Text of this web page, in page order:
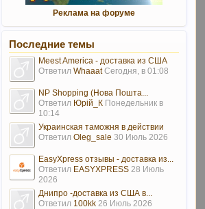
Реклама на форуме
Последние темы
Meest America - доставка из США
Ответил Whaaat Сегодня, в 01:08
NP Shopping (Нова Пошта...
Ответил Юрій_К Понедельник в
10:14
Украинская таможня в действии
Ответил Oleg_sale 30 Июль 2026
EasyXpress отзывы - доставка из...
Ответил EASYXPRESS 28 Июль
2026
Днипро -доставка из США в...
Ответил 100kk 26 Июль 2026